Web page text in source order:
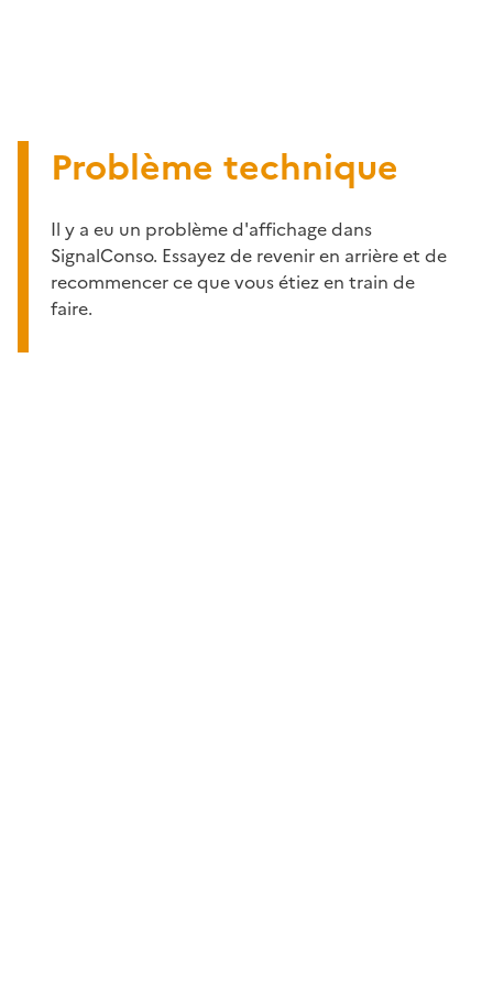
Problème technique
Il y a eu un problème d'affichage dans
SignalConso. Essayez de revenir en arrière et de
recommencer ce que vous étiez en train de
faire.